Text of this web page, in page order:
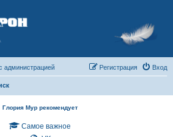
администрацией Вход
Регистрация
Глория Мур рекомендует
Самое важное